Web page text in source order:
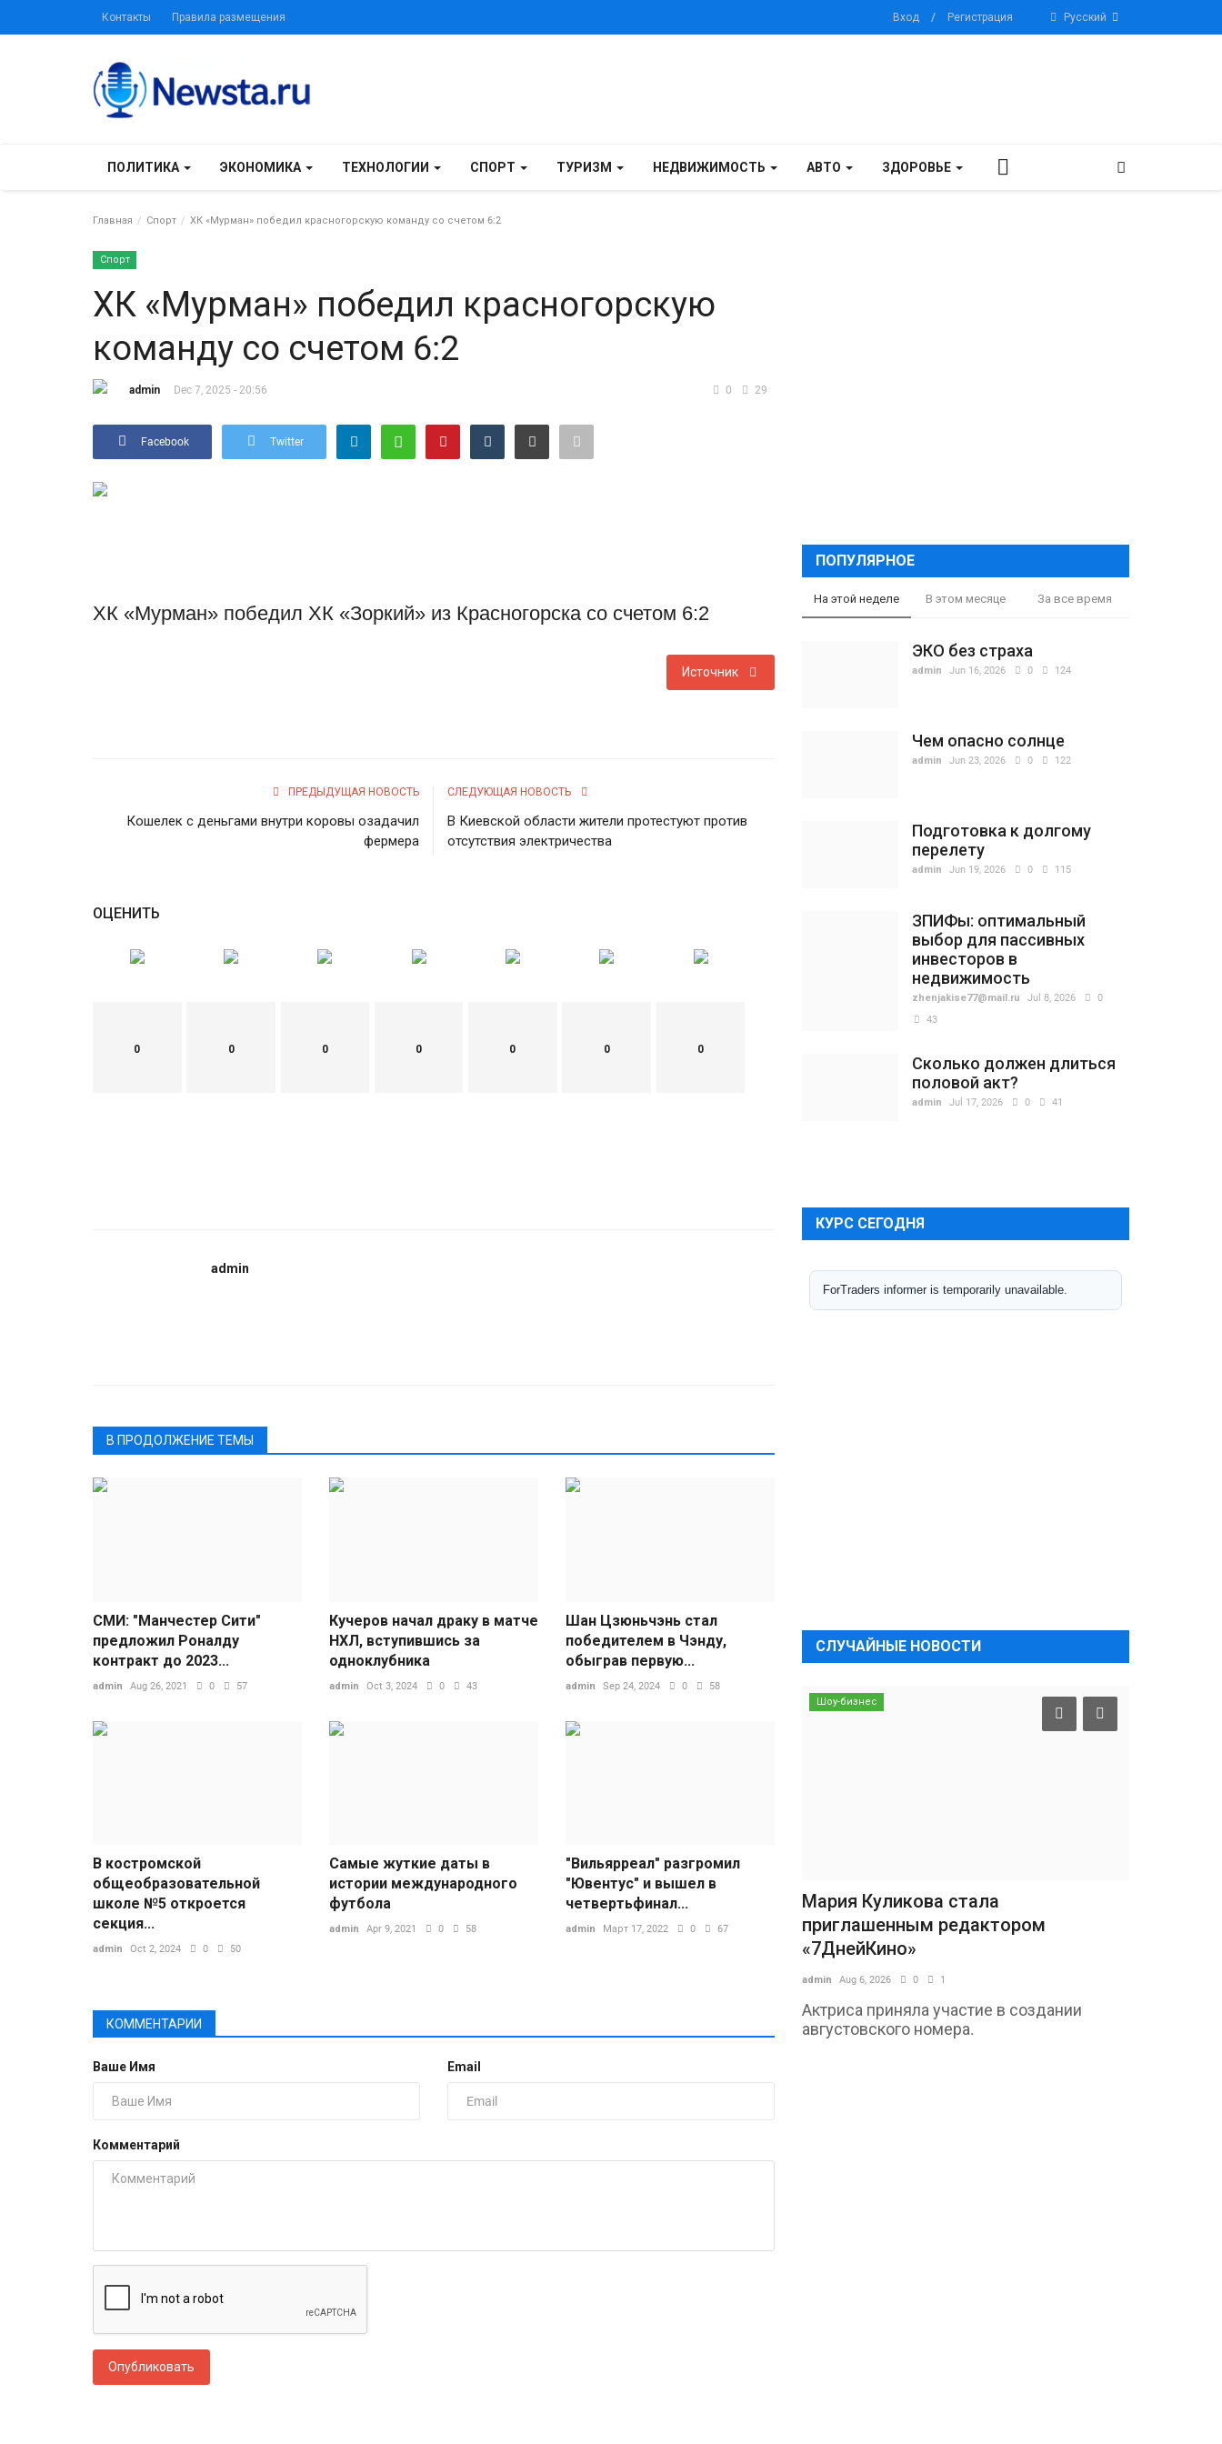
Контакты Правила размещения Вход / Регистрация Русский
ПОЛИТИКА ЭКОНОМИКА ТЕХНОЛОГИИ СПОРТ ТУРИЗМ НЕДВИЖИМОСТЬ АВТО ЗДОРОВЬЕ
Главная Спорт ХК «Мурман» победил красногорскую команду со счетом 6:2
Спорт
ХК «Мурман» победил красногорскую
команду со счетом 6:2
admin Dec 7, 2025 - 20:56 0 29
Facebook Twitter
ХК «Мурман» победил ХК «Зоркий» из Красногорска со счетом 6:2
Источник
ПРЕДЫДУЩАЯ НОВОСТЬ
Кошелек с деньгами внутри коровы озадачил
фермера
СЛЕДУЮЩАЯ НОВОСТЬ
В Киевской области жители протестуют против
отсутствия электричества
ОЦЕНИТЬ
0 0 0 0 0 0 0
admin
В ПРОДОЛЖЕНИЕ ТЕМЫ
СМИ: "Манчестер Сити"
предложил Роналду
контракт до 2023...
admin Aug 26, 2021 0 57
Кучеров начал драку в матче
НХЛ, вступившись за
одноклубника
admin Oct 3, 2024 0 43
Шан Цзюньчэнь стал
победителем в Чэнду,
обыграв первую...
admin Sep 24, 2024 0 58
В костромской
общеобразовательной
школе №5 откроется
секция...
admin Oct 2, 2024 0 50
Самые жуткие даты в
истории международного
футбола
admin Apr 9, 2021 0 58
"Вильярреал" разгромил
"Ювентус" и вышел в
четвертьфинал...
admin Март 17, 2022 0 67
КОММЕНТАРИИ
Ваше Имя Email
Комментарий
Опубликовать
ПОПУЛЯРНОЕ
На этой неделе В этом месяце За все время
ЭКО без страха
admin Jun 16, 2026 0 124
Чем опасно солнце
admin Jun 23, 2026 0 122
Подготовка к долгому
перелету
admin Jun 19, 2026 0 115
ЗПИФы: оптимальный
выбор для пассивных
инвесторов в
недвижимость
zhenjakise77@mail.ru Jul 8, 2026
0
43
Сколько должен длиться
половой акт?
admin Jul 17, 2026 0 41
КУРС СЕГОДНЯ
СЛУЧАЙНЫЕ НОВОСТИ
Шоу-бизнес
Мария Куликова стала
приглашенным редактором
«7ДнейКино»
admin Aug 6, 2026 0 1
Актриса приняла участие в создании
августовского номера.